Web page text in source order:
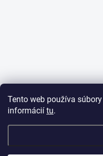
Tento web používa
informácií tu.